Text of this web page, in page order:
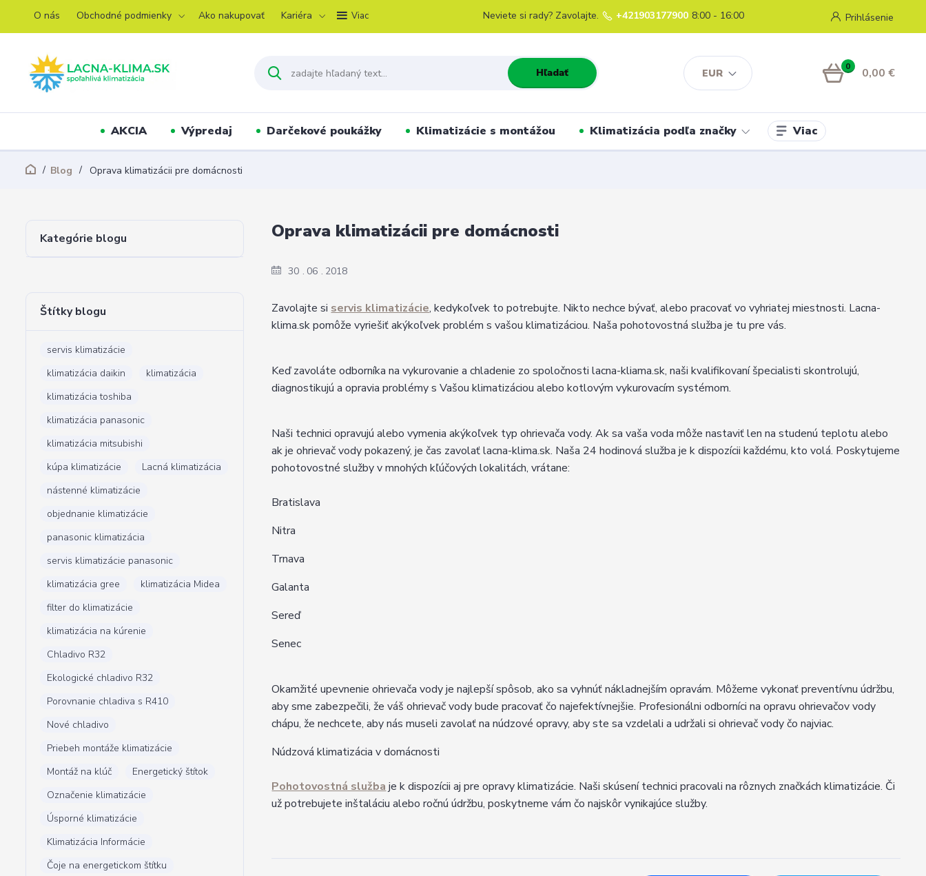
O nás Obchodné podmienky Ako nakupovať Kariéra Viac
EUR
Prihlásenie
Hľadať
Neviete si rady? Zavolajte. +421903177900 8:00 - 16:00
0 0,00 €
AKCIA Výpredaj Darčekové poukážky Klimatizácie s montážou Klimatizácia podľa značky Viac
Blog Oprava klimatizácii pre domácnosti
Kategórie blogu
Štítky blogu
servis klimatizácie
klimatizácia daikin
klimatizácia
klimatizácia toshiba
klimatizácia panasonic
klimatizácia mitsubishi
kúpa klimatizácie
Lacná klimatizácia
nástenné klimatizácie
objednanie klimatizácie
panasonic klimatizácia
servis klimatizácie panasonic
klimatizácia gree
klimatizácia Midea
filter do klimatizácie
klimatizácia na kúrenie
Chladivo R32
Ekologické chladivo R32
Porovnanie chladiva s R410
Nové chladivo
Priebeh montáže klimatizácie
Montáž na klúč
Energetický štítok
Označenie klimatizácie
Úsporné klimatizácie
Klimatizácia Informácie
Čoje na energetickom štítku
30 06 2018
Oprava klimatizácii pre domácnosti
Zavolajte si servis klimatizácie, kedykoľvek to potrebujte. Nikto nechce bývať, alebo pracovať vo vyhriatej miestnosti. Lacna-
klima.sk pomôže vyriešiť akýkoľvek problém s vašou klimatizáciou. Naša pohotovostná služba je tu pre vás.
Keď zavoláte odborníka na vykurovanie a chladenie zo spoločnosti lacna-kliama.sk, naši kvalifikovaní špecialisti skontrolujú,
diagnostikujú a opravia problémy s Vašou klimatizáciou alebo kotlovým vykurovacím systémom.
Naši technici opravujú alebo vymenia akýkoľvek typ ohrievača vody. Ak sa vaša voda môže nastaviť len na studenú teplotu alebo
ak je ohrievač vody pokazený, je čas zavolať lacna-klima.sk. Naša 24 hodinová služba je k dispozícii každému, kto volá. Poskytujeme
pohotovostné služby v mnohých kľúčových lokalitách, vrátane:
Bratislava
Nitra
Trnava
Galanta
Sereď
Senec
Okamžité upevnenie ohrievača vody je najlepší spôsob, ako sa vyhnúť nákladnejším opravám. Môžeme vykonať preventívnu údržbu,
aby sme zabezpečili, že váš ohrievač vody bude pracovať čo najefektívnejšie. Profesionálni odborníci na opravu ohrievačov vody
chápu, že nechcete, aby nás museli zavolať na núdzové opravy, aby ste sa vzdelali a udržali si ohrievač vody čo najviac.
Núdzová klimatizácia v domácnosti
Pohotovostná služba je k dispozícii aj pre opravy klimatizácie. Naši skúsení technici pracovali na rôznych značkách klimatizácie. Či
už potrebujete inštaláciu alebo ročnú údržbu, poskytneme vám čo najskôr vynikajúce služby.